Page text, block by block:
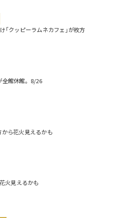
｢クッピーラムネカフェ｣が枚方
全館休館。8/26
から花火見えるかも
火見えるかも